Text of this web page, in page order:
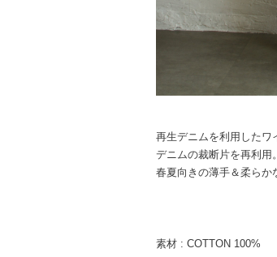
再生デニムを利用したワ
デニムの裁断片を再利用。
春夏向きの薄手＆柔らか
素材 : COTTON 100%